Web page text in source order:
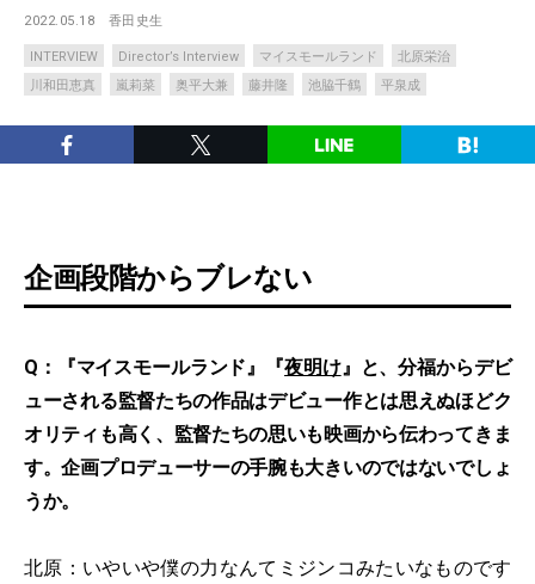
2022.05.18 香田史生
INTERVIEW Director’s Interview マイスモールランド
北原栄治
川和田恵真
嵐莉菜 奥平大兼 藤井隆 池脇千鶴 平泉成
企画段階からブレない
Q：『マイスモールランド』『夜明け』と、分福からデビ
ューされる監督たちの作品はデビュー作とは思えぬほどク
オリティも高く、監督たちの思いも映画から伝わってきま
す。企画プロデューサーの手腕も大きいのではないでしょ
うか。
北原：いやいや僕の力なんてミジンコみたいなものです